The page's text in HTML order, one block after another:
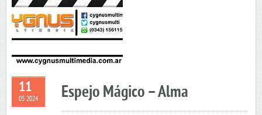
11
05 2024 Espejo Mágico – Alma